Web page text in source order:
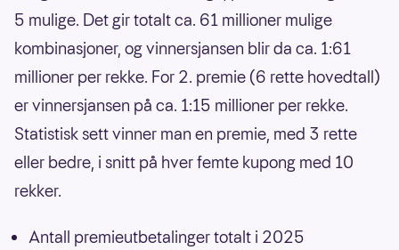
5 mulige. Det gir totalt ca. 61 millioner mulige
kombinasjoner, og vinnersjansen blir da ca. 1:61
millioner per rekke. For 2. premie (6 rette hovedtall)
er vinnersjansen på ca. 1:15 millioner per rekke.
Statistisk sett vinner man en premie, med 3 rette
eller bedre, i snitt på hver femte kupong med 10
rekker.
Antall premieutbetalinger totalt i 2025